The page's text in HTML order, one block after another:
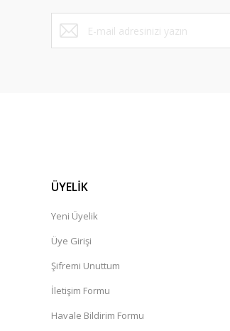
Bu ürüne benzer farklı alternatifler
ÜYELİK
Yeni Üyelik
Üye Girişi
Şifremi Unuttum
İletişim Formu
Havale Bildirim Formu